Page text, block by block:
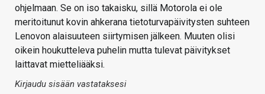
ohjelmaan. Se on iso takaisku, sillä Motorola ei ole
meritoitunut kovin ahkerana tietoturvapäivitysten suhteen
Lenovon alaisuuteen siirtymisen jälkeen. Muuten olisi
oikein houkutteleva puhelin mutta tulevat päivitykset
laittavat mietteliääksi.
Kirjaudu sisään vastataksesi